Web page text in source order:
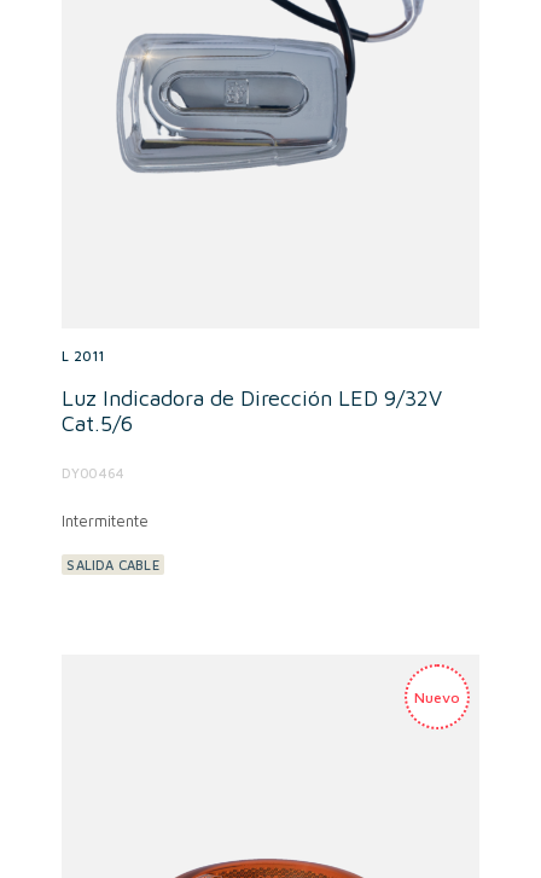
L 2011
Luz Indicadora de Dirección LED 9/32V
Cat.5/6
DY00464
Intermitente
SALIDA CABLE